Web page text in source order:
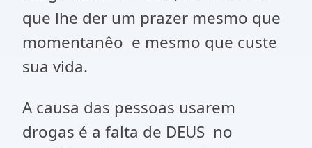
que lhe der um prazer mesmo que
momentanêo e mesmo que custe
sua vida.
A causa das pessoas usarem
drogas é a falta de DEUS no